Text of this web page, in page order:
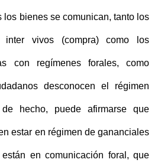
los bienes se comunican, tanto los
inter vivos (compra) como los
con regímenes forales, como
desconocen el régimen
hecho, puede afirmarse que
estar en régimen de gananciales
en comunicación foral, que